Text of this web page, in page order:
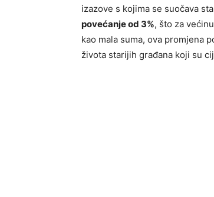
izazove s kojima se suočava
povećanje od 3%, što za
kao mala suma, ova promjena
života starijih građana koji su